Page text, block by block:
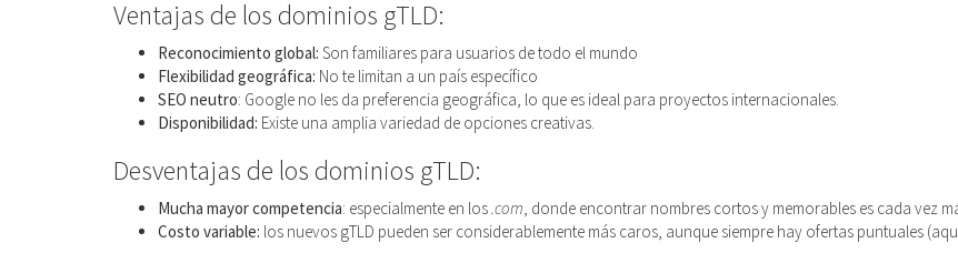
Ventajas de los dominios gTLD:
Reconocimiento global: Son familiares para usuarios de todo el mundo
Flexibilidad geográfica: No te limitan a un país específico
SEO neutro: Google no les da preferencia geográfica, lo que es ideal para proyectos internacionales.
Disponibilidad: Existe una amplia variedad de opciones creativas.
Desventajas de los dominios gTLD:
Mucha mayor competencia: especialmente en los.com, donde encontrar nombres cortos y memorables es cada vez
Costo variable: los nuevos gTLD pueden ser considerablemente más caros, aunque siempre hay ofertas puntuales